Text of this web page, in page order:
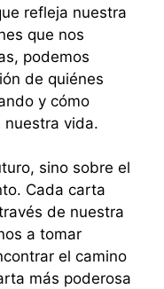
refleja nuestra
que nos
podemos
de quiénes
y cómo
nuestra vida.
sino sobre el
Cada carta
de nuestra
a tomar
el camino
más poderosa